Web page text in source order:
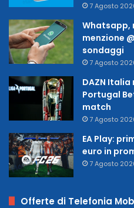
7 Agosto
Whatsapp,
menzione
sondaggi
7 Agosto
DAZN
Portugal
match
7 Agosto
EA Play:
euro in
7 Agosto
Offerte di Telefonia